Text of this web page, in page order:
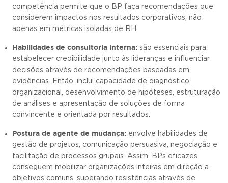
competência permite que o BP faça recomendações que
considerem impactos nos resultados corporativos, não
apenas em métricas isoladas de RH.
Habilidades de consultoria interna: são essenciais para
estabelecer credibilidade junto às lideranças e influenciar
decisões através de recomendações baseadas em
evidências. Então, inclui capacidade de diagnóstico
organizacional, desenvolvimento de hipóteses, estruturação
de análises e apresentação de soluções de forma
convincente e orientada por resultados.
Postura de agente de mudança: envolve habilidades de
gestão de projetos, comunicação persuasiva, negociação e
facilitação de processos grupais. Assim, BPs eficazes
conseguem mobilizar organizações inteiras em direção a
objetivos comuns, superando resistências através de